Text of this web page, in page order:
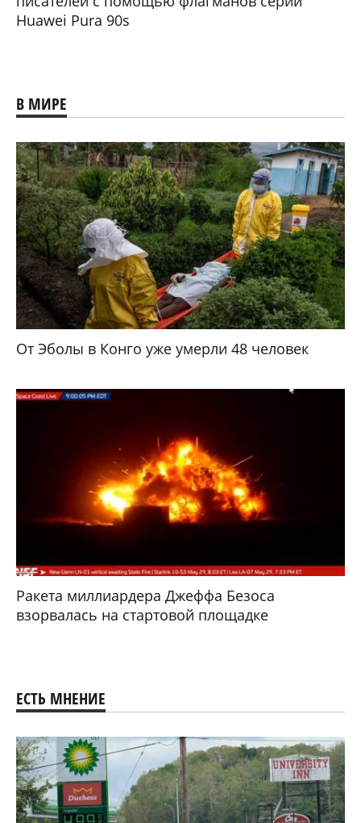
Huawei Pura 90s
В МИРЕ
От Эболы в Конго уже умерли 48 человек
Ракета миллиардера Джеффа Безоса
взорвалась на стартовой площадке
ЕСТЬ МНЕНИЕ